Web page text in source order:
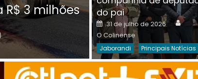
R$ 3 milhões
on
30 de julho de 2026 O
Destaques Da Semana
do pai
Posted
on
31 de julho de 2026
O Colinense
Jaborandi Principais Notícias